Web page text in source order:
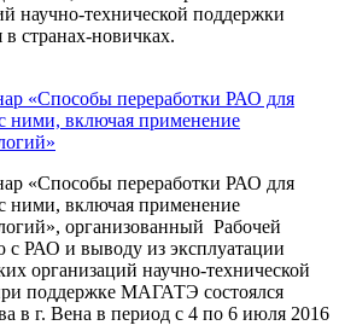
научно-технической поддержки
странах-новичках.
«Способы переработки РАО для
ними, включая применение
«Способы переработки РАО для
ними, включая применение
организованный Рабочей
РАО и выводу из эксплуатации
организаций научно-технической
поддержке МАГАТЭ состоялся
в г. Вена в период с 4 по 6 июля 2016